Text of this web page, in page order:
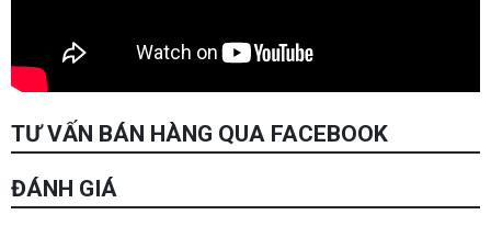
TƯ VẤN BÁN HÀNG QUA FACEBOOK
ĐÁNH GIÁ